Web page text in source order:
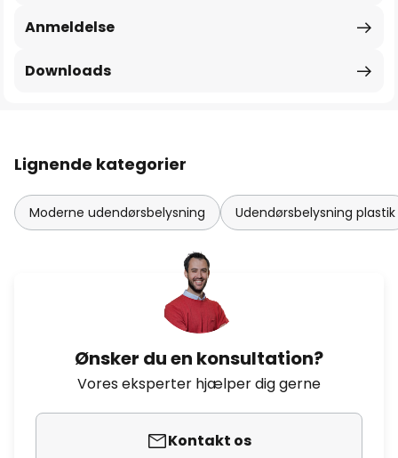
Anmeldelse
Downloads
Lignende kategorier
Moderne udendørsbelysning Udendørsbelysning plastik
Ønsker du en konsultation?
Vores eksperter hjælper dig gerne
Kontakt os